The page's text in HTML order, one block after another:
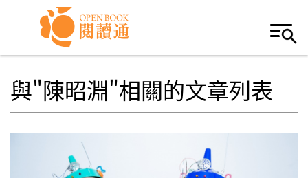
Skip to navigation
移至主內容
與"陳昭淵"相關的文章列表